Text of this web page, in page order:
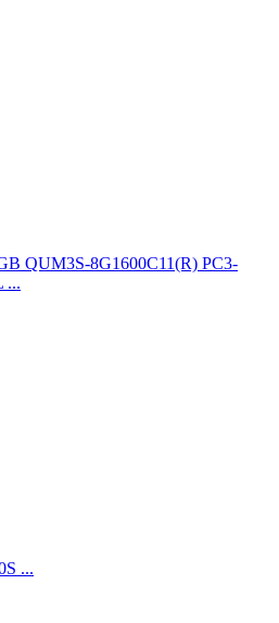
QUM3S-8G1600C11(R) PC3-
...
...